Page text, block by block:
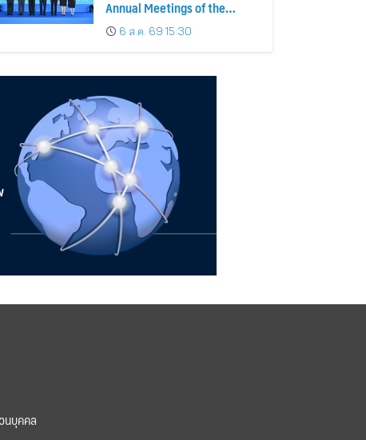
Annual Meetings of the
International Monetary Fund
and the World Bank Group
to the World
6 ส.ค. 69 15:30
นบุคคล